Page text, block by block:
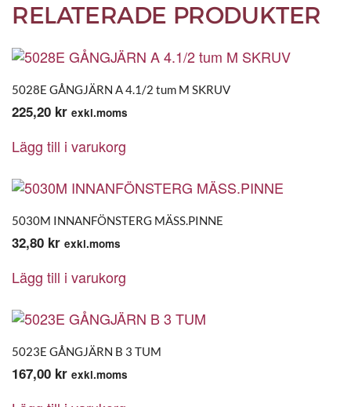
RELATERADE PRODUKTER
5028E GÅNGJÄRN A 4.1/2 tum M SKRUV
225,20 kr exkl.moms
Lägg till i varukorg
5030M INNANFÖNSTERG MÄSS.PINNE
32,80 kr exkl.moms
Lägg till i varukorg
5023E GÅNGJÄRN B 3 TUM
167,00 kr exkl.moms